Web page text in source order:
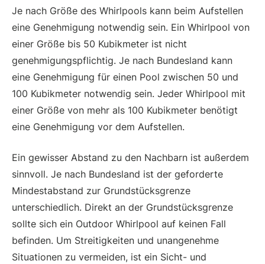
Je nach Größe des Whirlpools kann beim Aufstellen
eine Genehmigung notwendig sein. Ein Whirlpool von
einer Größe bis 50 Kubikmeter ist nicht
genehmigungspflichtig. Je nach Bundesland kann
eine Genehmigung für einen Pool zwischen 50 und
100 Kubikmeter notwendig sein. Jeder Whirlpool mit
einer Größe von mehr als 100 Kubikmeter benötigt
eine Genehmigung vor dem Aufstellen.
Ein gewisser Abstand zu den Nachbarn ist außerdem
sinnvoll. Je nach Bundesland ist der geforderte
Mindestabstand zur Grundstücksgrenze
unterschiedlich. Direkt an der Grundstücksgrenze
sollte sich ein Outdoor Whirlpool auf keinen Fall
befinden. Um Streitigkeiten und unangenehme
Situationen zu vermeiden, ist ein Sicht- und